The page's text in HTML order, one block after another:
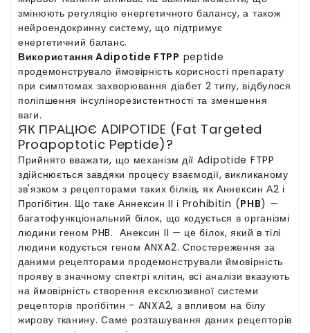
змінюють регуляцію енергетичного балансу, а також
нейроендокринну систему, що підтримує
енергетичний баланс.
Використання Adipotide FTPP peptide
продемонструвало ймовірність корисності препарату
при симптомах захворювання діабет 2 типу, відбулося
поліпшення інсулінорезистентності та зменшення
ваги.
ЯК ПРАЦЮЄ ADIPOTIDE (Fat Targeted
Proapoptotic Peptide)?
Прийнято вважати, що механізм дії Adipotide FTPP
здійснюється завдяки процесу взаємодії, викликаному
зв'язком з рецепторами таких білків, як Аннексин А2 і
Прогібітин. Що таке Аннексин II і Prohibitin (PHB) —
багатофункціональний білок, що кодується в організмі
людини геном PHB. Анексин II — це білок, який в тілі
людини кодується геном ANXA2. Спостереження за
даними рецепторами продемонстрували ймовірність
прояву в значному спектрі клітин, всі аналізи вказують
на ймовірність створення ексклюзивної системи
рецепторів прогібітин - ANXA2, з впливом на білу
жирову тканину. Саме розташування даних рецепторів